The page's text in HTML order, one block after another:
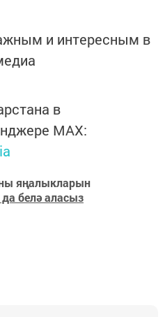
и интересным в
в
MАХ:
яңалыкларын
да белә аласыз